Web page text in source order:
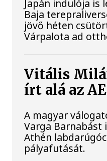
Japán indulója is
Baja
jövő héten
Várpalota ad
Vitális
írt alá az
A magyar
Varga Barnabást
Athén
pályafutását.